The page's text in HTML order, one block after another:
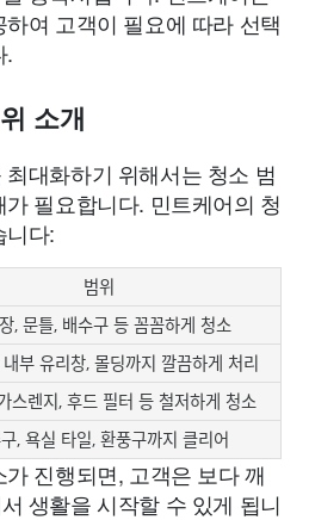
여 고객이 필요에 따라 선택
.
소개
대화하기 위해서는 청소 범
필요합니다. 민트케어의 청
니다:
범위
, 문틀, 배수구 등 꼼꼼하게 청소
내부 유리창, 몰딩까지 깔끔하게 처리
스렌지, 후드 필터 등 철저하게 청소
, 욕실 타일, 환풍구까지 클리어
진행되면, 고객은 보다 깨
생활을 시작할 수 있게 됩니